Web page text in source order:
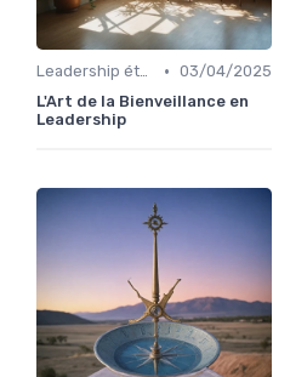
Leadership éthique • 03/04/2025
L'Art de la Bienveillance en
Leadership